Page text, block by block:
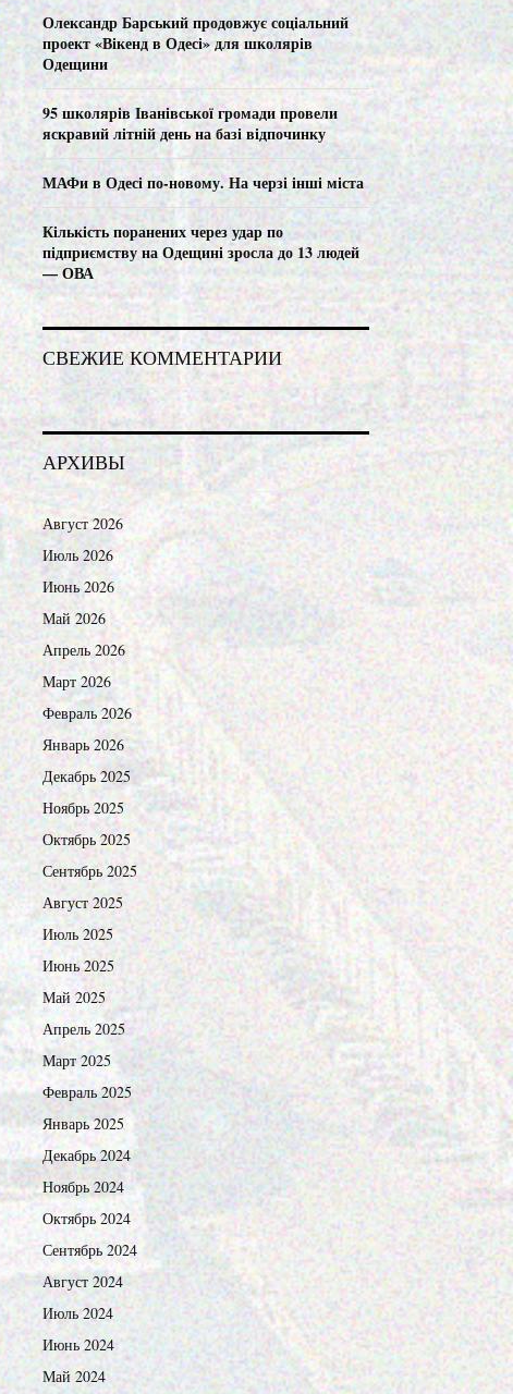
C
H
Олександр Барський продовжує соціальний
проект «Вікенд в Одесі» для школярів
Одещини
95 школярів Іванівської громади провели
яскравий літній день на базі відпочинку
МАФи в Одесі по-новому. На черзі інші міста
Кількість поранених через удар по
підприємству на Одещині зросла до 13 людей
— ОВА
СВЕЖИЕ КОММЕНТАРИИ
АРХИВЫ
Август 2026
Июль 2026
Июнь 2026
Май 2026
Апрель 2026
Март 2026
Февраль 2026
Январь 2026
Декабрь 2025
Ноябрь 2025
Октябрь 2025
Сентябрь 2025
Август 2025
Июль 2025
Июнь 2025
Май 2025
Апрель 2025
Март 2025
Февраль 2025
Январь 2025
Декабрь 2024
Ноябрь 2024
Октябрь 2024
Сентябрь 2024
Август 2024
Июль 2024
Июнь 2024
Май 2024